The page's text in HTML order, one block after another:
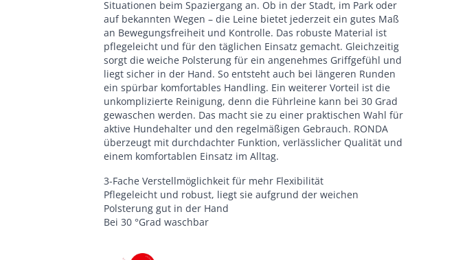
Situationen beim Spaziergang an. Ob in der Stadt, im Park oder
auf bekannten Wegen – die Leine bietet jederzeit ein gutes Maß
an Bewegungsfreiheit und Kontrolle. Das robuste Material ist
pflegeleicht und für den täglichen Einsatz gemacht. Gleichzeitig
sorgt die weiche Polsterung für ein angenehmes Griffgefühl und
liegt sicher in der Hand. So entsteht auch bei längeren Runden
ein spürbar komfortables Handling. Ein weiterer Vorteil ist die
unkomplizierte Reinigung, denn die Führleine kann bei 30 Grad
gewaschen werden. Das macht sie zu einer praktischen Wahl für
aktive Hundehalter und den regelmäßigen Gebrauch. RONDA
überzeugt mit durchdachter Funktion, verlässlicher Qualität und
einem komfortablen Einsatz im Alltag.
3-Fache Verstellmöglichkeit für mehr Flexibilität
Pflegeleicht und robust, liegt sie aufgrund der weichen
Polsterung gut in der Hand
Bei 30 °Grad waschbar